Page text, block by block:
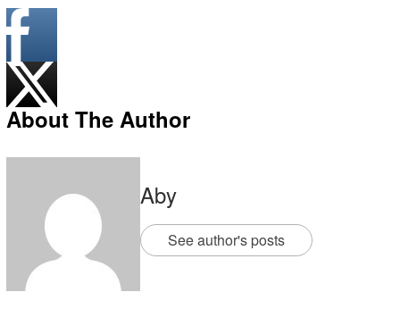
About The Author
Aby
See author's posts